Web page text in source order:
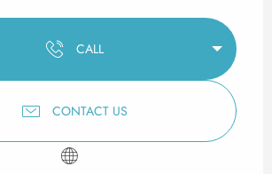
hours & contact
CALL
CONTACT US